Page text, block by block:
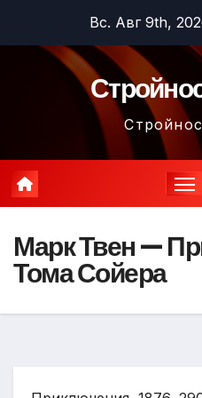
содержимому
Вс. Авг 9th,
Марк Твен —
Тома Сойера